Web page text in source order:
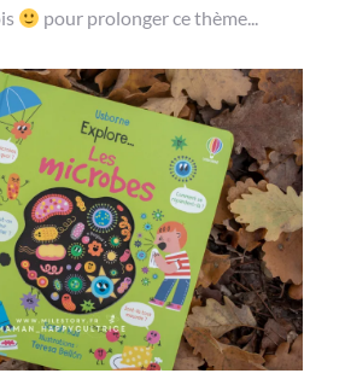
pour prolonger ce thème...